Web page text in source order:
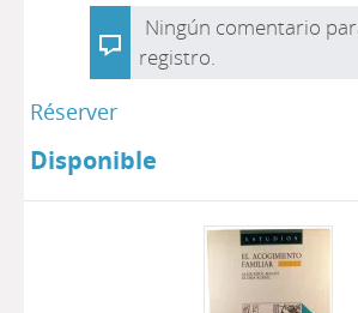
Ningún comentario
registro.
Réserver
Disponible